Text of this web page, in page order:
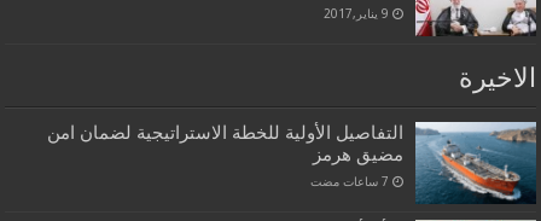
9 يناير,2017
الاخيرة
التفاصيل الأولية للخطة الاستراتيجية لضمان امن
مضيق هرمز